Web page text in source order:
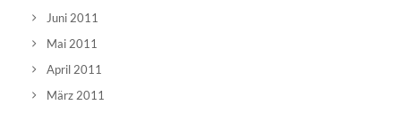
Juni 2011
Mai 2011
April 2011
März 2011